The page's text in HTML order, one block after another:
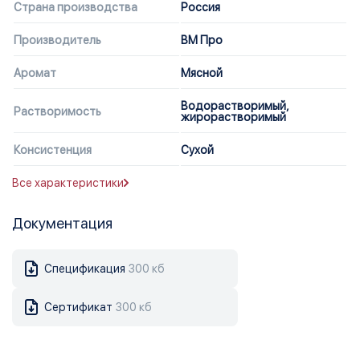
Страна производства Россия
Производитель ВМ Про
Аромат Мясной
Растворимость
Водорастворимый,
жирорастворимый
Консистенция Сухой
Все характеристики
Документация
Спецификация 300 кб
Сертификат 300 кб